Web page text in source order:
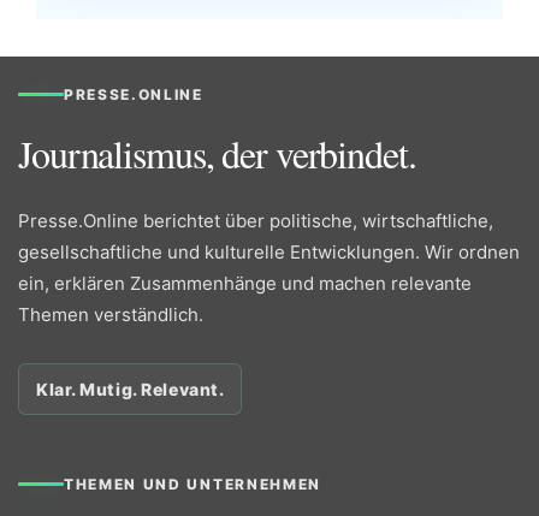
PRESSE.ONLINE
Journalismus, der verbindet.
Presse.Online berichtet über politische, wirtschaftliche,
gesellschaftliche und kulturelle Entwicklungen. Wir ordnen
ein, erklären Zusammenhänge und machen relevante
Themen verständlich.
Klar. Mutig. Relevant.
THEMEN UND UNTERNEHMEN